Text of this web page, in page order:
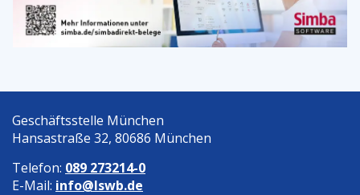
Geschäftsstelle München
Hansastraße 32, 80686 München
Telefon: 089 273214-0
E-Mail: info@lswb.de